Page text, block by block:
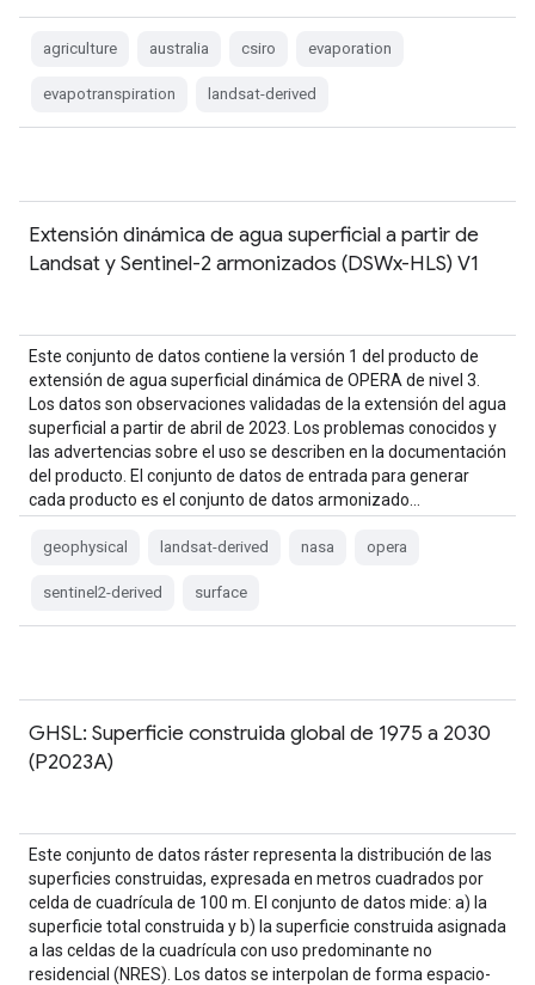
agriculture australia csiro evaporation
evapotranspiration landsat-derived
Extensión dinámica de agua superficial a partir de
Landsat y Sentinel-2 armonizados (DSWx-HLS) V1
Este conjunto de datos contiene la versión 1 del producto de
extensión de agua superficial dinámica de OPERA de nivel 3.
Los datos son observaciones validadas de la extensión del agua
superficial a partir de abril de 2023. Los problemas conocidos y
las advertencias sobre el uso se describen en la documentación
del producto. El conjunto de datos de entrada para generar
cada producto es el conjunto de datos armonizado…
geophysical landsat-derived nasa opera
sentinel2-derived surface
GHSL: Superficie construida global de 1975 a 2030
(P2023A)
Este conjunto de datos ráster representa la distribución de las
superficies construidas, expresada en metros cuadrados por
celda de cuadrícula de 100 m. El conjunto de datos mide: a) la
superficie total construida y b) la superficie construida asignada
a las celdas de la cuadrícula con uso predominante no
residencial (NRES). Los datos se interpolan de forma espacio-